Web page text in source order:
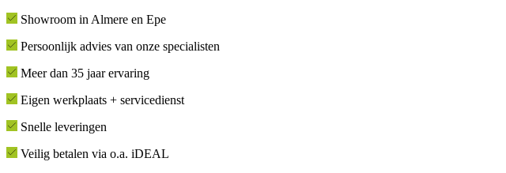
Showroom in Almere en Epe
Persoonlijk advies van onze specialisten
Meer dan 35 jaar ervaring
Eigen werkplaats + servicedienst
Snelle leveringen
Veilig betalen via o.a. iDEAL